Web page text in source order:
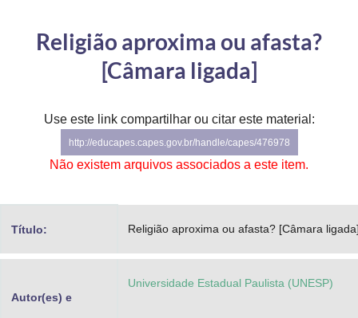
Controladoria-Geral da União
Ministério da Mulher, da Família e dos Direitos Humanos
Secretaria-Geral
Advocacia-Geral da União
Banco Central do Brasil
Planalto
Religião aproxima ou afasta?
[Câmara ligada]
Use este link compartilhar ou citar este material:
http://educapes.capes.gov.br/handle/capes/476978
Não existem arquivos associados a este item.
Título: Religião aproxima ou afasta? [Câmara
Autor(es) e
Universidade Estadual Paulista (UNESP)